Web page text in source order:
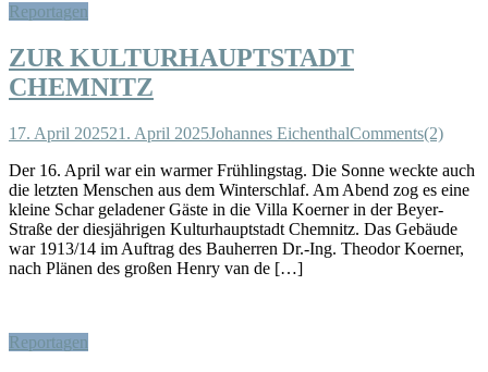
Reportagen
ZUR KULTURHAUPTSTADT
CHEMNITZ
17. April 202521. April 2025Johannes EichenthalComments(2)
Der 16. April war ein warmer Frühlingstag. Die Sonne weckte auch
die letzten Menschen aus dem Winterschlaf. Am Abend zog es eine
kleine Schar geladener Gäste in die Villa Koerner in der Beyer-
Straße der diesjährigen Kulturhauptstadt Chemnitz. Das Gebäude
war 1913/14 im Auftrag des Bauherren Dr.-Ing. Theodor Koerner,
nach Plänen des großen Henry van de […]
Reportagen